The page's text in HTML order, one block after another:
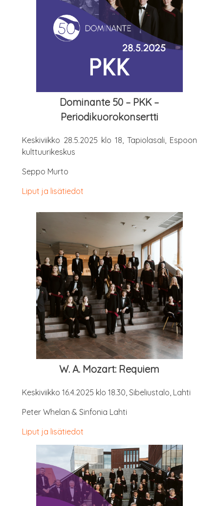
Domi­nan­te 50 – PKK –
Periodikuorokonsertti
Kes­ki­viik­ko 28.5.2025 klo 18, Tapio­la­sa­li, Espoon
kulttuurikeskus
Sep­po Murto
Liput ja lisätiedot
W. A. Mozart: Requiem
Kes­ki­viik­ko 16.4.2025 klo 18.30, Sibe­lius­ta­lo, Lahti
Peter Whe­lan & Sin­fo­nia Lahti
Liput ja lisätiedot